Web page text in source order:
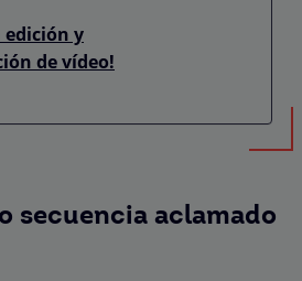
edición y
de vídeo!
secuencia aclamado